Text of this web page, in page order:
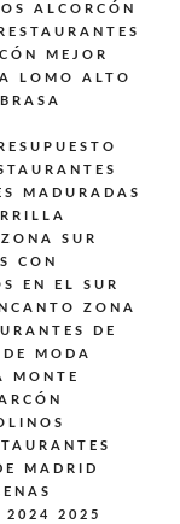
ALCORCÓN
RESTAURANTES
MEJOR
LOMO ALTO
MADURADAS
SUR
CON
EN EL SUR
ZONA
DE
DE MODA
MONTE
MADRID
2024 2025